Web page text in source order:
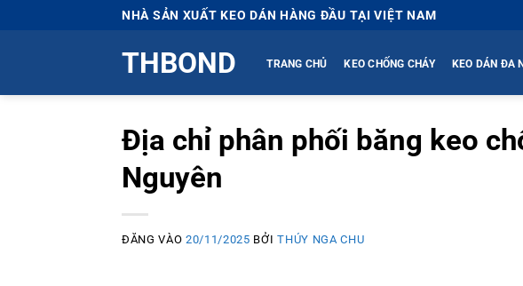
dung
NHÀ SẢN XUẤT KEO DÁN HÀNG ĐẦU TẠI VIỆT NAM
THBOND TRANG CHỦ KEO CHỐNG CHÁY KEO DÁN ĐA
Địa chỉ phân phối băng keo
Nguyên
ĐĂNG VÀO20/11/2025 BỞITHÚY NGA CHU